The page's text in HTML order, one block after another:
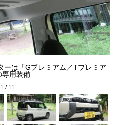
ーは「Gプレミアム／Tプレミア
専用装備
/ 11